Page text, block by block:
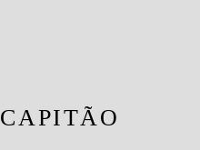
CAPITÃO